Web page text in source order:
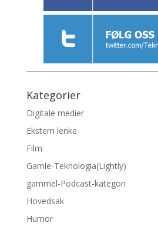
Kategorier
Digitale medier
Ekstern lenke
Film
Gamle-Teknologia(Lightly)
gammel-Podcast-kategori
Hovedsak
Humor